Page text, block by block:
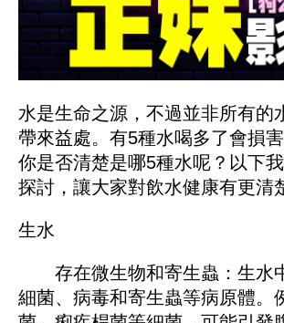
水是生命之源，不過並非所有的
帶來益處。有5種水喝多了會損害
你是否清楚是哪5種水呢？以下
探討，讓大家對飲水健康有更清
生水
存在微生物和寄生蟲：生水
細菌、病毒和寄生蟲等病原體。